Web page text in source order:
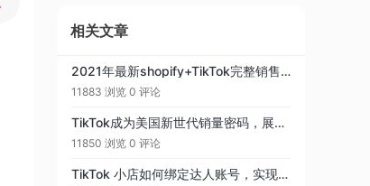
相关文章
2021年最新shopify+TikTok完整销售教程（下）：如何在 TikTok 上推广你的 Shopify 商店
11883 浏览 0 评论
TikTok成为美国新世代销量密码，展现现象级购物号召力！
11850 浏览 0 评论
TikTok 小店如何绑定达人账号，实现零佣带货！